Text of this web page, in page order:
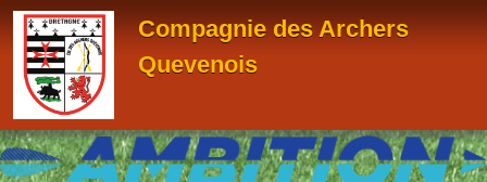
Compagnie des Archers
Quevenois
Panneau de gestion des cookies